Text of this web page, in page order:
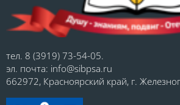
тел. 8 (3919) 73-54-05.
эл. почта: info@sibpsa.ru
662972, Красноярский край, г.